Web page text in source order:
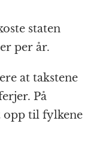
staten
per år.
at takstene
På
opp til fylkene